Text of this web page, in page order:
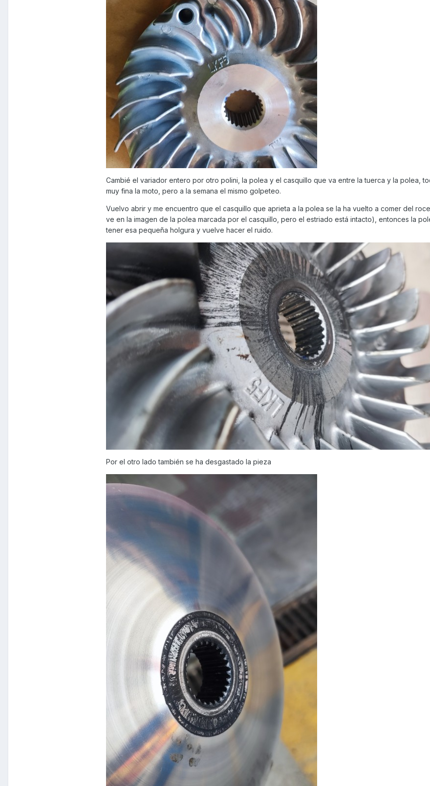
Cambié el variador entero por otro polini, la polea y el casquillo que va entre la tuerca y la polea,
muy fina la moto, pero a la semana el mismo golpeteo.
Vuelvo abrir y me encuentro que el casquillo que aprieta a la polea se la ha vuelto a comer del
ve en la imagen de la polea marcada por el casquillo, pero el estriado está intacto), entonces la
tener esa pequeña holgura y vuelve hacer el ruido.
Por el otro lado también se ha desgastado la pieza